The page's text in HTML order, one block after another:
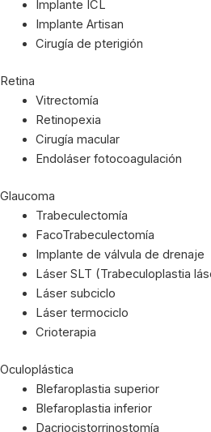
Implante ICL
Implante Artisan
Cirugía de pterigión
Retina
Vitrectomía
Retinopexia
Cirugía macular
Endoláser fotocoagulación
Glaucoma
Trabeculectomía
FacoTrabeculectomía
Implante de válvula de drenaje
Láser SLT (Trabeculoplastia
Láser subciclo
Láser termociclo
Crioterapia
Oculoplástica
Blefaroplastia superior
Blefaroplastia inferior
Dacriocistorrinostomía